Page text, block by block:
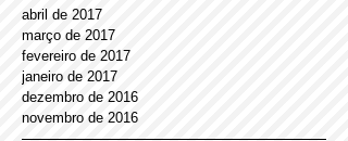
julho de 2017
junho de 2017
maio de 2017
abril de 2017
março de 2017
fevereiro de 2017